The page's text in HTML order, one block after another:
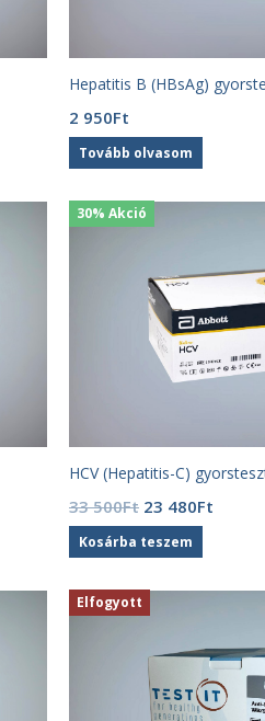
Hepatitis B (HBsAg)
2 950Ft
Tovább olvasom
30% Akció
HCV (Hepatitis-C)
33 500Ft Original
price
was:
500Ft.
23 480FtCurrent
480Ft.
Kosárba teszem
Elfogyott